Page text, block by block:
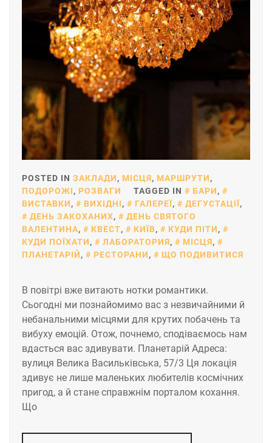
POSTED IN ЗАКЛАДИ, МІСЦЯ, МАРШРУТИ,
ПОДОРОЖІ, РОЗВАГИ TAGGED IN БАРИ,
ВИСТАВКИ, ВИХІДНІ, ГАЛЕРЕЇ, ДЕГУСТАЦІЇ,
ДЕНЬ ЗАКОХАНИХ,
ДЕНЬ СВЯТОГО
ВАЛЕНТИНА, КВЕСТ, КИЇВ, КУДИ ПІТИ,
КУДИ ПОЇХАТИ, ЛАБОРАТОРИЯ, МІСЦЯ,
ПЛАНЕТАРІЙ, РЕСТОРАНИ, ЩО ПОДИВИТИСЯ
В повітрі вже витають нотки романтики.
Сьогодні ми познайомимо вас з незвичайними й
небанальними місцями для крутих побачень та
вибуху емоцій. Отож, почнемо, сподіваємось нам
вдасться вас здивувати. Планетарій Адреса:
вулиця Велика Васильківська, 57/3 Ця локація
здивує не лише маленьких любителів космічних
пригод, а й стане справжнім порталом кохання.
Що